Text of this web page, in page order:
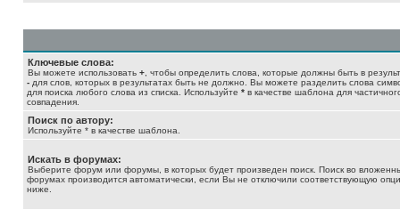
Ключевые слова:
Вы можете использовать + , чтобы определить слова, которые должны быть в
- для слов, которых в результатах быть не должно. Вы можете разделить слова
для поиска любого слова из списка. Используйте * в качестве шаблона для
совпадения.
Поиск по автору:
Используйте * в качестве шаблона.
Искать в форумах:
Выберите форум или форумы, в которых будет произведен поиск. Поиск во
форумах производится автоматически, если Вы не отключили соответствующую
ниже.